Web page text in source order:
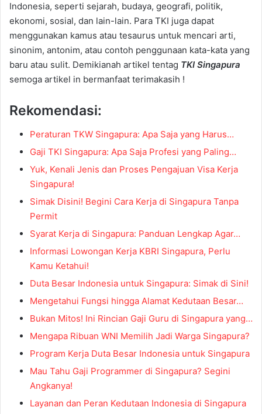
Indonesia, seperti sejarah, budaya, geografi, politik,
ekonomi, sosial, dan lain-lain. Para TKI juga dapat
menggunakan kamus atau tesaurus untuk mencari arti,
sinonim, antonim, atau contoh penggunaan kata-kata yang
baru atau sulit. Demikianah artikel tentag TKI Singapura
semoga artikel in bermanfaat terimakasih !
Rekomendasi:
Peraturan TKW Singapura: Apa Saja yang Harus…
Gaji TKI Singapura: Apa Saja Profesi yang Paling…
Yuk, Kenali Jenis dan Proses Pengajuan Visa Kerja
Singapura!
Simak Disini! Begini Cara Kerja di Singapura Tanpa
Permit
Syarat Kerja di Singapura: Panduan Lengkap Agar…
Informasi Lowongan Kerja KBRI Singapura, Perlu
Kamu Ketahui!
Duta Besar Indonesia untuk Singapura: Simak di Sini!
Mengetahui Fungsi hingga Alamat Kedutaan Besar…
Bukan Mitos! Ini Rincian Gaji Guru di Singapura yang…
Mengapa Ribuan WNI Memilih Jadi Warga Singapura?
Program Kerja Duta Besar Indonesia untuk Singapura
Mau Tahu Gaji Programmer di Singapura? Segini
Angkanya!
Layanan dan Peran Kedutaan Indonesia di Singapura